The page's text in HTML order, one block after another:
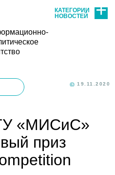
КАТЕГОРИИ
НОВОСТЕЙ
19.11.2020
«МИСиС»
приз